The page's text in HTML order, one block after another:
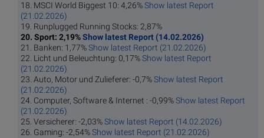
18. MSCI World Biggest 10: 4,26%Show latest Report
(21.02.2026)
19. Runplugged Running Stocks: 2,87%
20. Sport: 2,19%Show latest Report (14.02.2026)
21. Banken: 1,77%Show latest Report (21.02.2026)
22. Licht und Beleuchtung: 0,17%Show latest Report
(21.02.2026)
23. Auto, Motor und Zulieferer: -0,7%Show latest Report
(21.02.2026)
24. Computer, Software & Internet : -0,99%Show latest Report
(21.02.2026)
25. Versicherer: -2,03%Show latest Report (14.02.2026)
26. Gaming: -2,54%Show latest Report (21.02.2026)